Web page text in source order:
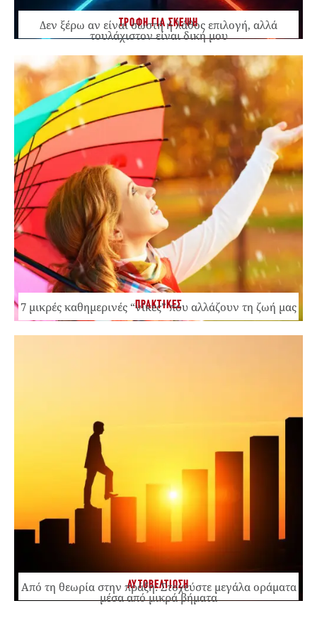
ΤΡΟΦΗ ΓΙΑ ΣΚΕΨΗ
Δεν ξέρω αν είναι σωστή ή λάθος επιλογή, αλλά
τουλάχιστον είναι δική μου
ΠΡΑΚΤΙΚΕΣ
7 μικρές καθημερινές “νίκες” που αλλάζουν τη ζωή μας
ΑΥΤΟΒΕΛΤΙΩΣΗ
Από τη θεωρία στην πράξη: Στοχεύστε μεγάλα οράματα
μέσα από μικρά βήματα